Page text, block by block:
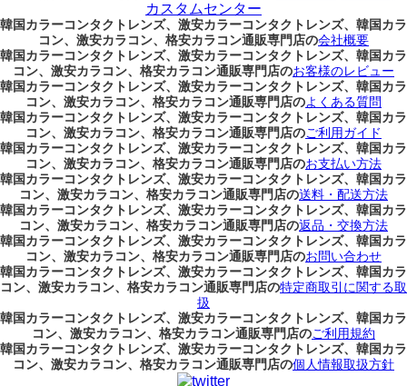
カスタムセンター
韓国カラーコンタクトレンズ、激安カラーコンタクトレンズ、韓国カラ
コン、激安カラコン、格安カラコン通販専門店の会社概要
韓国カラーコンタクトレンズ、激安カラーコンタクトレンズ、韓国カラ
コン、激安カラコン、格安カラコン通販専門店のお客様のレビュー
韓国カラーコンタクトレンズ、激安カラーコンタクトレンズ、韓国カラ
コン、激安カラコン、格安カラコン通販専門店のよくある質問
韓国カラーコンタクトレンズ、激安カラーコンタクトレンズ、韓国カラ
コン、激安カラコン、格安カラコン通販専門店のご利用ガイド
韓国カラーコンタクトレンズ、激安カラーコンタクトレンズ、韓国カラ
コン、激安カラコン、格安カラコン通販専門店のお支払い方法
韓国カラーコンタクトレンズ、激安カラーコンタクトレンズ、韓国カラ
コン、激安カラコン、格安カラコン通販専門店の送料・配送方法
韓国カラーコンタクトレンズ、激安カラーコンタクトレンズ、韓国カラ
コン、激安カラコン、格安カラコン通販専門店の返品・交換方法
韓国カラーコンタクトレンズ、激安カラーコンタクトレンズ、韓国カラ
コン、激安カラコン、格安カラコン通販専門店のお問い合わせ
韓国カラーコンタクトレンズ、激安カラーコンタクトレンズ、韓国カラ
コン、激安カラコン、格安カラコン通販専門店の特定商取引に関する取
扱
韓国カラーコンタクトレンズ、激安カラーコンタクトレンズ、韓国カラ
コン、激安カラコン、格安カラコン通販専門店のご利用規約
韓国カラーコンタクトレンズ、激安カラーコンタクトレンズ、韓国カラ
コン、激安カラコン、格安カラコン通販専門店の個人情報取扱方針